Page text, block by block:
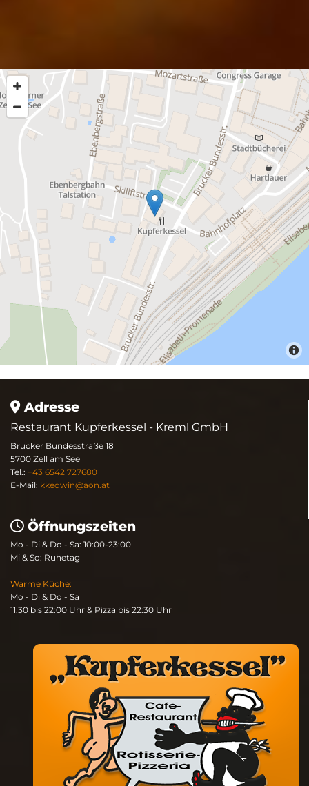
Adresse
Restaurant Kupferkessel - Kreml GmbH
Brucker Bundesstraße 18
5700 Zell am See
Tel.: +43 6542 727680
E-Mail: kkedwin@aon.at
Öffnungszeiten
Mo - Di & Do - Sa: 10:00-23:00
Mi & So: Ruhetag
Warme Küche:
Mo - Di & Do - Sa
11:30 bis 22:00 Uhr & Pizza bis 22:30 Uhr